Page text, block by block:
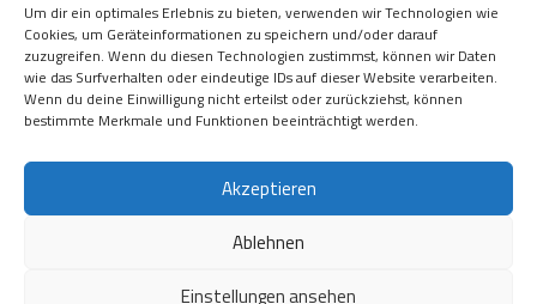
Um dir ein optimales Erlebnis zu bieten, verwenden wir Technologien wie
Cookies, um Geräteinformationen zu speichern und/oder darauf
zuzugreifen. Wenn du diesen Technologien zustimmst, können wir Daten
wie das Surfverhalten oder eindeutige IDs auf dieser Website verarbeiten.
Wenn du deine Einwilligung nicht erteilst oder zurückziehst, können
bestimmte Merkmale und Funktionen beeinträchtigt werden.
Akzeptieren
Ablehnen
Einstellungen ansehen
Kauf auf Rechung
Klarna
American Express